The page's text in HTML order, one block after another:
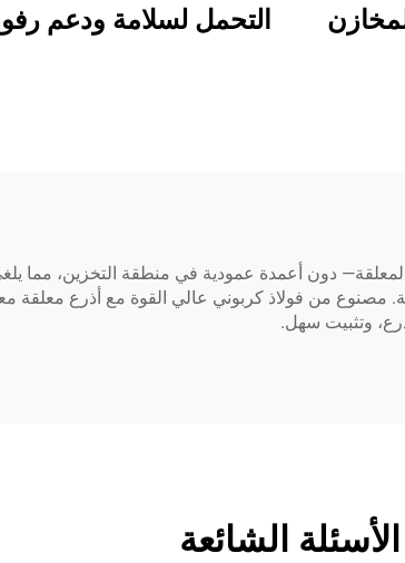
التحمل لسلامة ودعم
دون أعمدة عمودية في منطقة التخزين، مما
مصنوع من فولاذ كربوني عالي القوة مع أذرع معلقة
الأسئلة الشائعة